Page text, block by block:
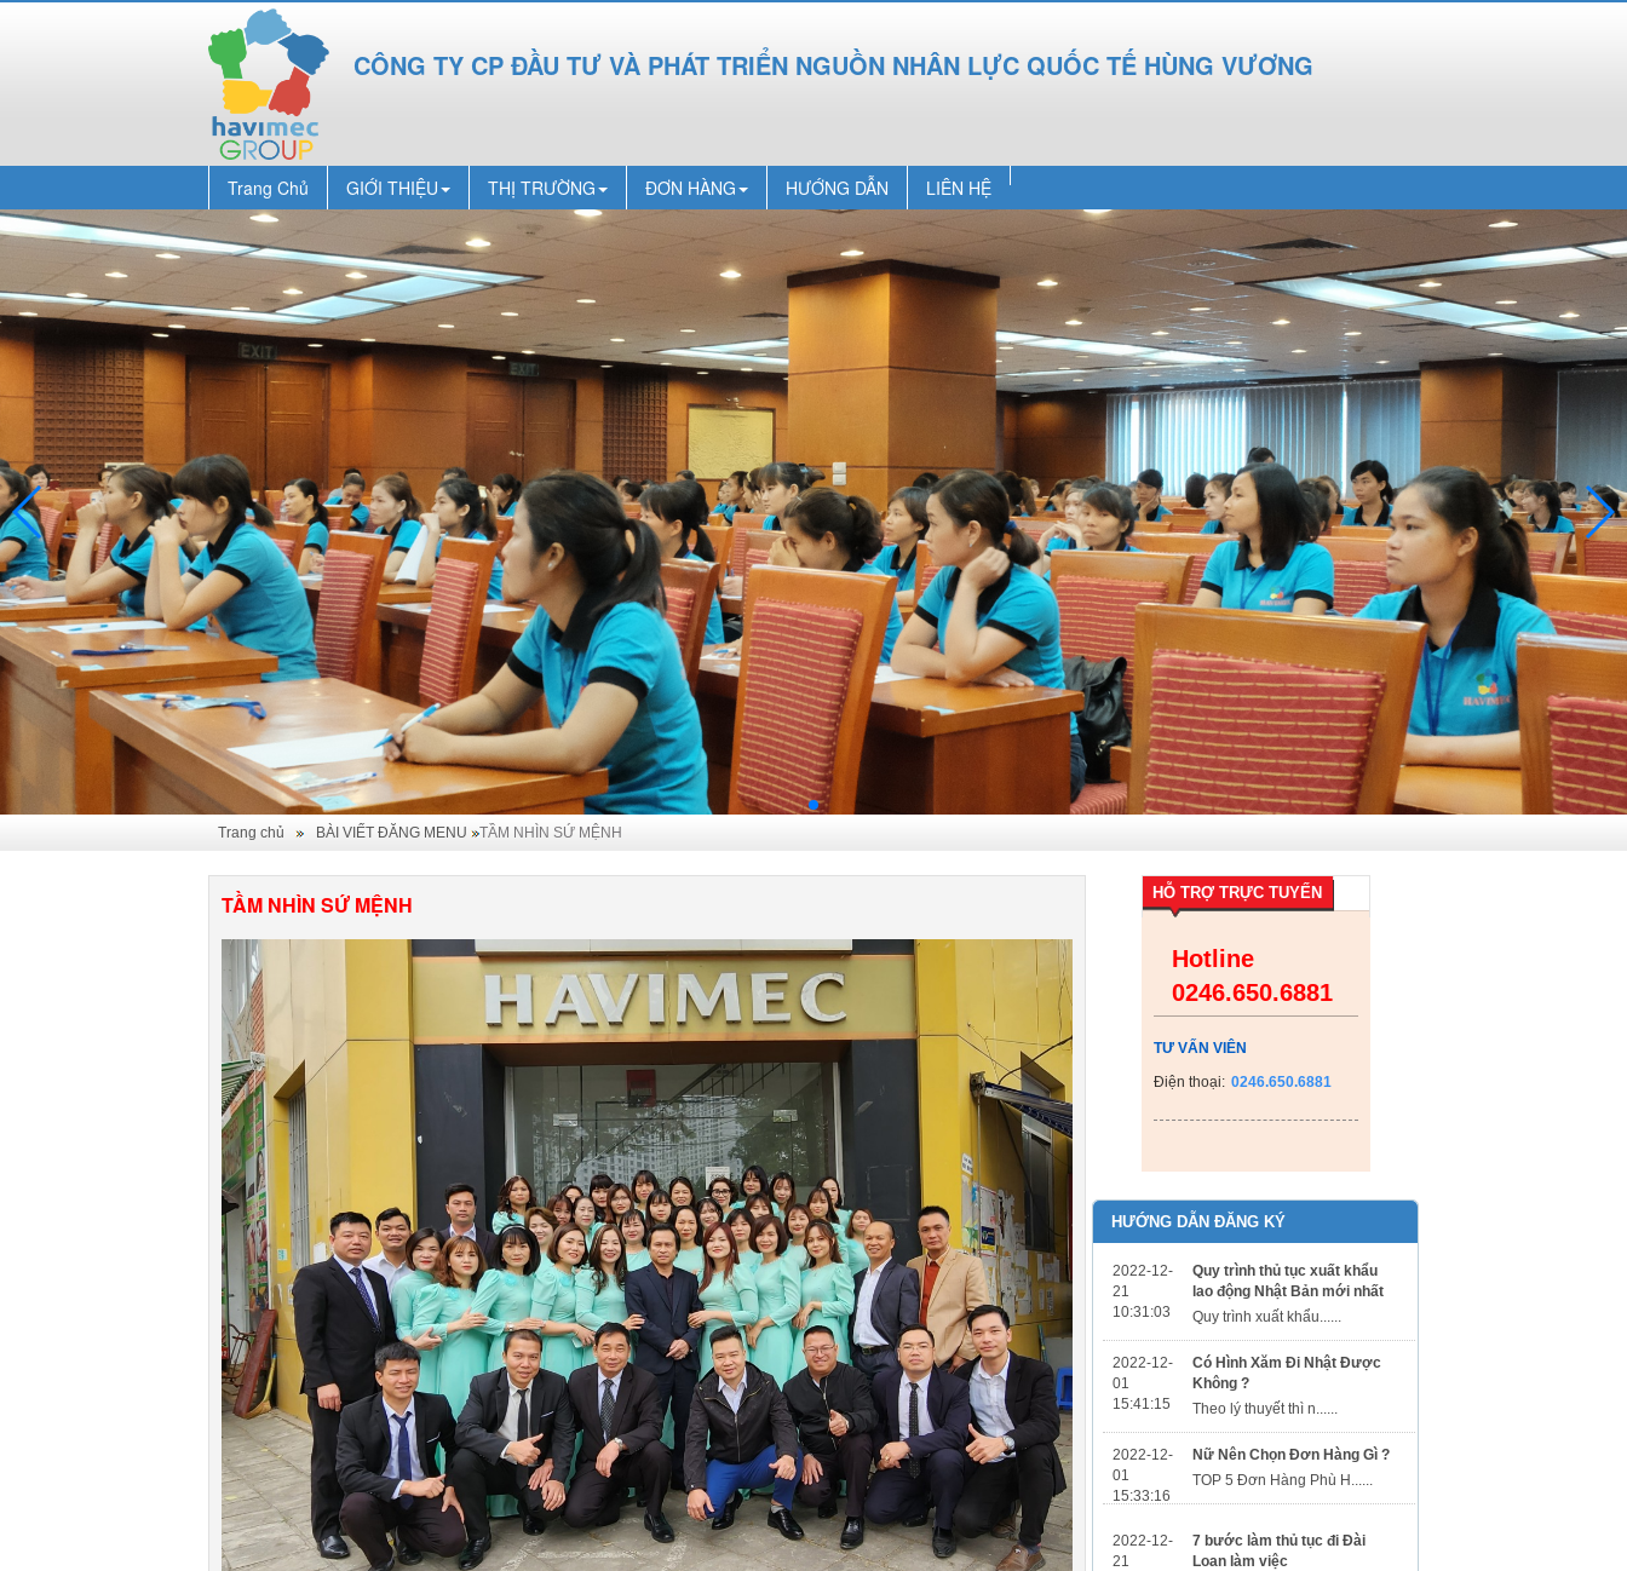
CÔNG TY CP ĐẦU TƯ VÀ PHÁT TRIỂN NGUỒN NHÂN LỰC QUỐC TẾ HÙNG VƯƠNG
Trang Chủ GIỚI THIỆU THỊ TRƯỜNG ĐƠN HÀNG HƯỚNG DẪN LIÊN HỆ
Trang chủ BÀI VIẾT ĐĂNG MENU TẦM NHÌN SỨ MỆNH
TẦM NHÌN SỨ MỆNH HỖ TRỢ TRỰC TUYẾN
Hotline
0246.650.6881
TƯ VẤN VIÊN
Điện thoại: 0246.650.6881
HƯỚNG DẪN ĐĂNG KÝ
2022-12-
21
10:31:03
Quy trình thủ tục xuất khẩu
lao động Nhật Bản mới nhất
Quy trình xuất khẩu......
2022-12-
01
15:41:15
Có Hình Xăm Đi Nhật Được
Không ?
Theo lý thuyết thì n......
2022-12-
01
15:33:16
Nữ Nên Chọn Đơn Hàng Gì ?
TOP 5 Đơn Hàng Phù H......
2022-12-
21
7 bước làm thủ tục đi Đài
Loan làm việc